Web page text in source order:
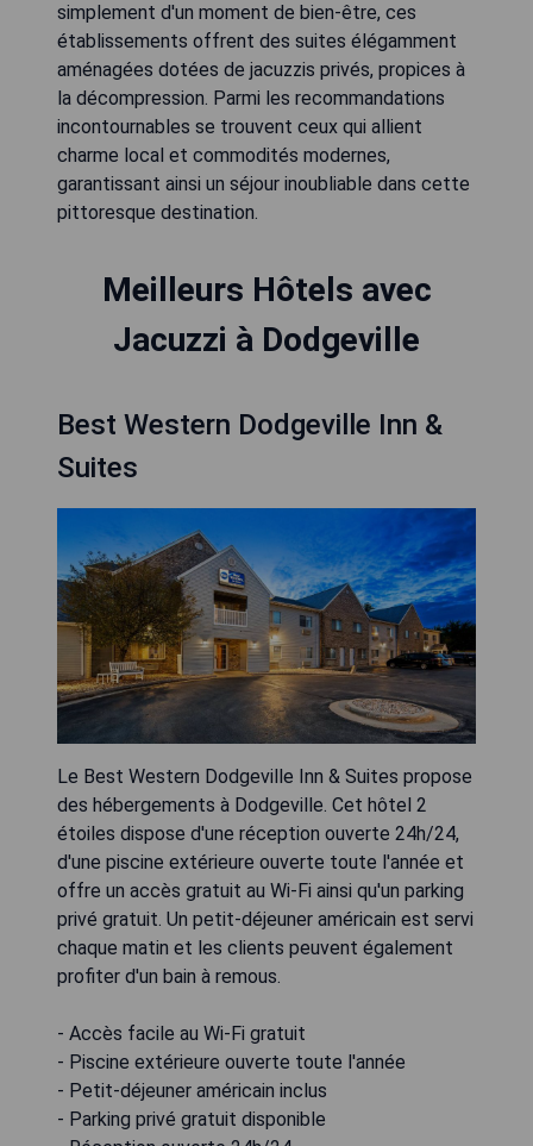
simplement d'un moment de bien-être, ces
établissements offrent des suites élégamment
aménagées dotées de jacuzzis privés, propices à
la décompression. Parmi les recommandations
incontournables se trouvent ceux qui allient
charme local et commodités modernes,
garantissant ainsi un séjour inoubliable dans cette
pittoresque destination.
Meilleurs Hôtels avec
Jacuzzi à Dodgeville
Best Western Dodgeville Inn &
Suites
Le Best Western Dodgeville Inn & Suites propose
des hébergements à Dodgeville. Cet hôtel 2
étoiles dispose d'une réception ouverte 24h/24,
d'une piscine extérieure ouverte toute l'année et
offre un accès gratuit au Wi-Fi ainsi qu'un parking
privé gratuit. Un petit-déjeuner américain est servi
chaque matin et les clients peuvent également
profiter d'un bain à remous.
- Accès facile au Wi-Fi gratuit
- Piscine extérieure ouverte toute l'année
- Petit-déjeuner américain inclus
- Parking privé gratuit disponible